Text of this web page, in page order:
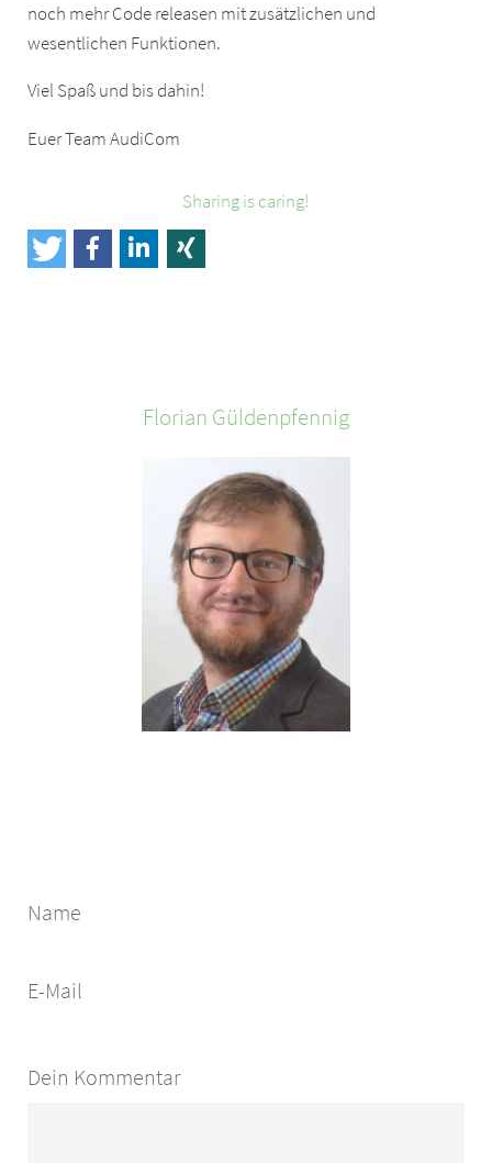
noch mehr Code releasen mit zusätzlichen und
wesentlichen Funktionen.
Viel Spaß und bis dahin!
Euer Team AudiCom
Sharing is caring!
Florian Güldenpfennig
Name
E-Mail
Dein Kommentar